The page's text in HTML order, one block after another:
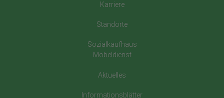
Karriere
Standorte
Sozialkaufhaus
Möbeldienst
Aktuelles
Informationsblätter